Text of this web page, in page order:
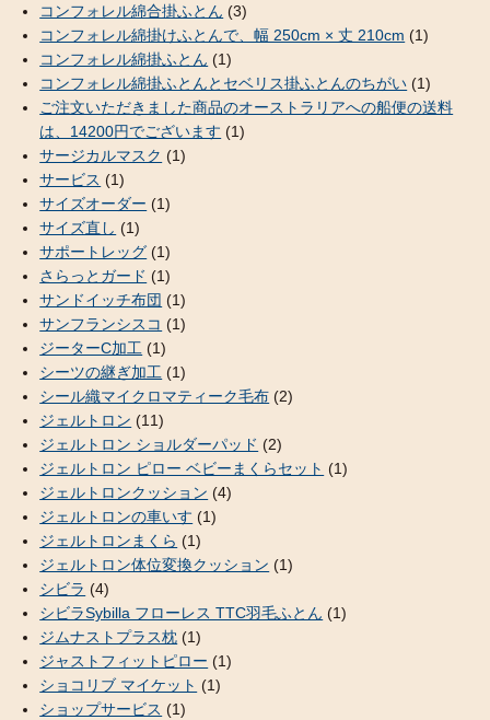
コンフォレル綿合掛ふとん (3)
コンフォレル綿掛けふとんで、幅 250cm × 丈 210cm (1)
コンフォレル綿掛ふとん (1)
コンフォレル綿掛ふとんとセベリス掛ふとんのちがい (1)
ご注文いただきました商品のオーストラリアへの船便の送料
は、14200円でございます (1)
サージカルマスク (1)
サービス (1)
サイズオーダー (1)
サイズ直し (1)
サポートレッグ (1)
さらっとガード (1)
サンドイッチ布団 (1)
サンフランシスコ (1)
ジーターC加工 (1)
シーツの継ぎ加工 (1)
シール織マイクロマティーク毛布 (2)
ジェルトロン (11)
ジェルトロン ショルダーパッド (2)
ジェルトロン ピロー ベビーまくらセット (1)
ジェルトロンクッション (4)
ジェルトロンの車いす (1)
ジェルトロンまくら (1)
ジェルトロン体位変換クッション (1)
シビラ (4)
シビラSybilla フローレス TTC羽毛ふとん (1)
ジムナストプラス枕 (1)
ジャストフィットピロー (1)
ショコリブ マイケット (1)
ショップサービス (1)